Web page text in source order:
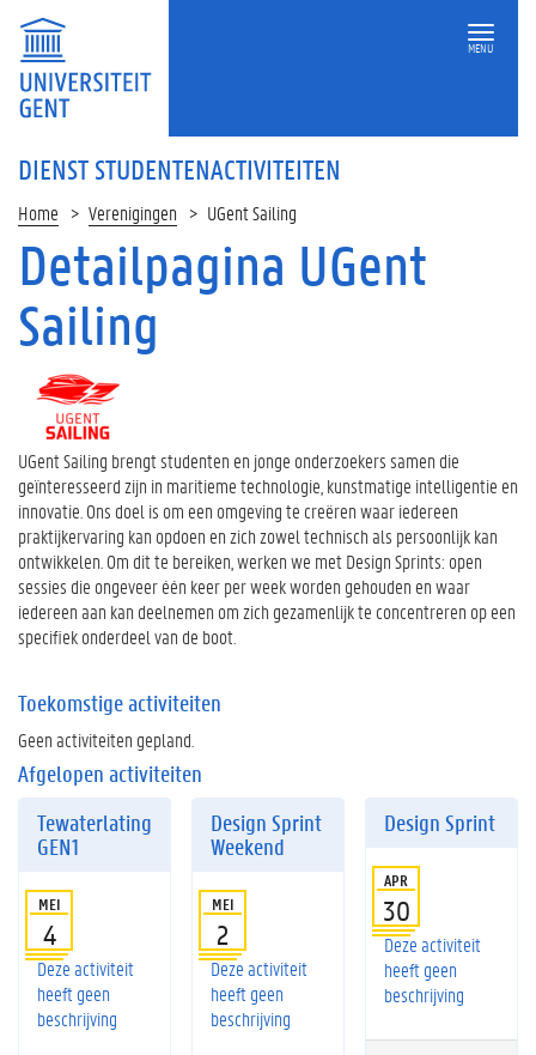
MENU
DIENST STUDENTENACTIVITEITEN
Home Verenigingen UGent Sailing
Detailpagina UGent
Sailing
UGent Sailing brengt studenten en jonge onderzoekers samen die
geïnteresseerd zijn in maritieme technologie, kunstmatige intelligentie en
innovatie. Ons doel is om een omgeving te creëren waar iedereen
praktijkervaring kan opdoen en zich zowel technisch als persoonlijk kan
ontwikkelen. Om dit te bereiken, werken we met Design Sprints: open
sessies die ongeveer één keer per week worden gehouden en waar
iedereen aan kan deelnemen om zich gezamenlijk te concentreren op een
specifiek onderdeel van de boot.
Toekomstige activiteiten
Geen activiteiten gepland.
Afgelopen activiteiten
Tewaterlating
GEN1
MEI
4
Deze activiteit
heeft geen
beschrijving
Design Sprint
Weekend
MEI
2
Deze activiteit
heeft geen
beschrijving
Design Sprint
APR
30
Deze activiteit
heeft geen
beschrijving